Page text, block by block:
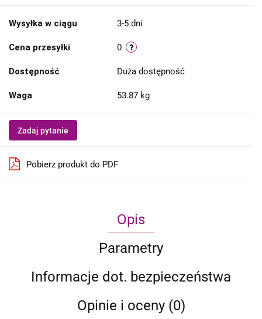
Wysyłka w ciągu 3-5 dni
Cena przesyłki 0
Dostępność Duża dostępność
Waga 53.87 kg
Zadaj pytanie
Pobierz produkt do PDF
Opis
Parametry
Informacje dot. bezpieczeństwa
Opinie i oceny (0)